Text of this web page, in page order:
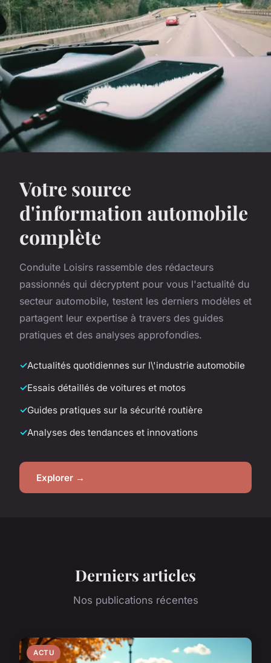
Votre source
d'information automobile
complète
Conduite Loisirs rassemble des rédacteurs
passionnés qui décryptent pour vous l'actualité du
secteur automobile, testent les derniers modèles et
partagent leur expertise à travers des guides
pratiques et des analyses approfondies.
Actualités quotidiennes sur l\'industrie automobile
Essais détaillés de voitures et motos
Guides pratiques sur la sécurité routière
Analyses des tendances et innovations
Explorer →
Derniers articles
Nos publications récentes
ACTU